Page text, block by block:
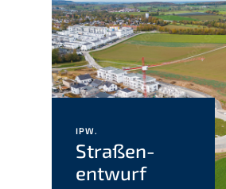
IPW.
Straßen­
entwurf